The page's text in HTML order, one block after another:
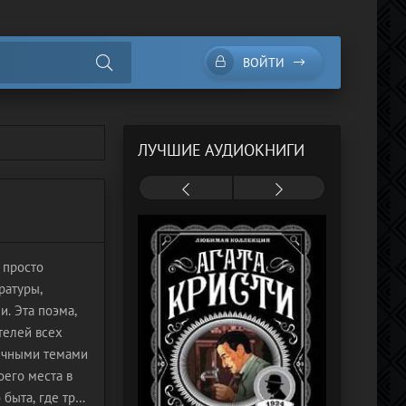
ВОЙТИ
Эта поэма,
всех
темами
места в
где трое
ЛУЧШИЕ АУДИОКНИГИ